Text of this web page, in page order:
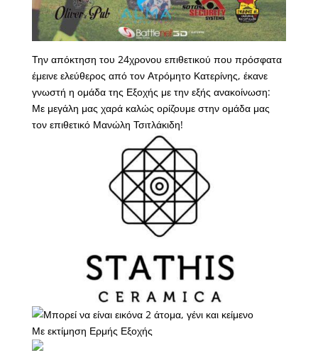
Την απόκτηση του 24χρονου επιθετικού που πρόσφατα
έμεινε ελεύθερος από τον Ατρόμητο Κατερίνης, έκανε
γνωστή η ομάδα της Εξοχής με την εξής ανακοίνωση:
Με μεγάλη μας χαρά καλώς ορίζουμε στην ομάδα μας
τον επιθετικό Μανώλη Τσιτλάκιδη!
Με εκτίμηση Ερμής Εξοχής